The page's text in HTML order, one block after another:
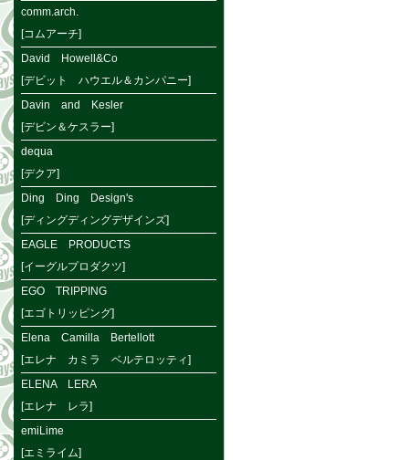
comm.arch.
[コムアーチ]
David Howell&Co
[デビット ハウエル＆カンパニー]
Davin and Kesler
[デビン＆ケスラー]
dequa
[デクア]
Ding Ding Design's
[ディングディングデザインズ]
EAGLE PRODUCTS
[イーグルプロダクツ]
EGO TRIPPING
[エゴトリッピング]
Elena Camilla Bertellott
[エレナ カミラ ベルテロッティ]
ELENA LERA
[エレナ レラ]
emiLime
[エミライム]